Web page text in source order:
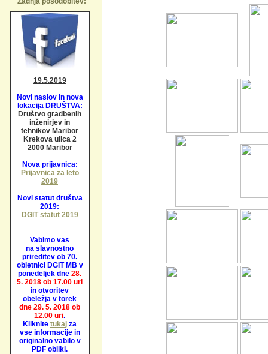
19.5.2019
Novi naslov in nova
lokacija DRUŠTVA:
Društvo gradbenih
inženirjev in
tehnikov Maribor
Krekova ulica 2
2000 Maribor
Nova prijavnica:
Prijavnica za leto
2019
Novi statut društva
2019:
DGIT statut 2019
Vabimo vas
na slavnostno
prireditev ob 70.
obletnici DGIT MB v
ponedeljek dne 28.
5. 2018 ob 17.00 uri
in otvoritev
obeležja v torek
dne 29. 5. 2018 ob
12.00 uri.
Kliknite tukaj za
vse informacije in
originalno vabilo v
PDF obliki.